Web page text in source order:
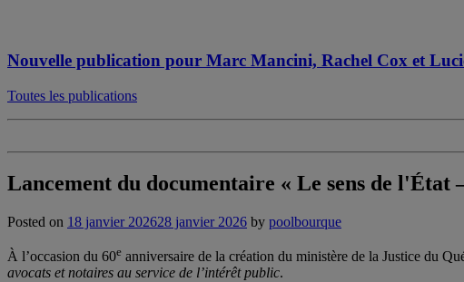
Nouvelle publication pour Marc Mancini, Rachel Cox et
Toutes les publications
Lancement du documentaire « Le sens de l'État
Posted on 18 janvier 202628 janvier 2026 by poolbourque
À l’occasion du 60e anniversaire de la création du ministère de la Justice du
avocats et notaires au service de l’intérêt public.